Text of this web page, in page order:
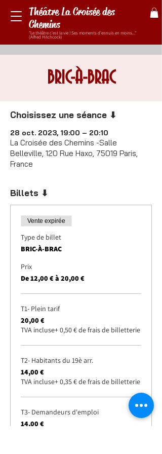
Théâtre La Croisée des
Chemins
"Le théâtre c'est la vie ! Ses moments d'ennuis en moins..."
(Alfred Hitchcock)
BRIC-À-BRAC
Choisissez une séance ⬇
28 oct. 2023, 19:00 – 20:10
La Croisée des Chemins -Salle
Belleville, 120 Rue Haxo, 75019 Paris,
France
Billets ⬇
Vente expirée
Type de billet
BRIC-À-BRAC
Prix
De 12,00 € à 20,00 €
T1- Plein tarif
20,00 €
TVA incluse+ 0,50 € de frais de billetterie
T2- Habitants du 19è arr.
14,00 €
TVA incluse+ 0,35 € de frais de billetterie
T3- Demandeurs d'emploi
14,00 €